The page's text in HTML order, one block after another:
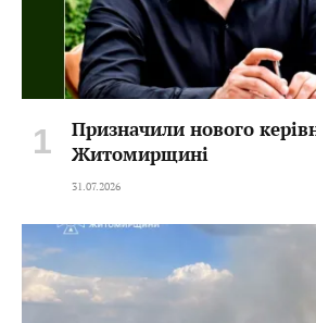
Призначили нового
Житомирщині
31.07.2026